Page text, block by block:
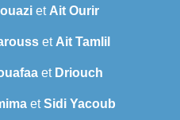
et Ait Ourir
et Ait Tamlil
et Driouch
etSidi Yacoub